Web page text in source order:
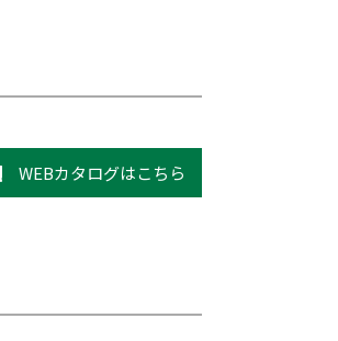
WEBカタログはこちら